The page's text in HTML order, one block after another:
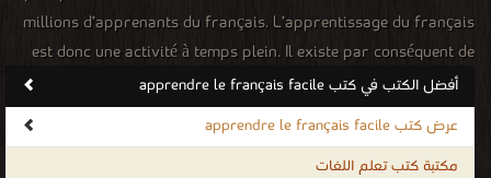
millions d’apprenants du français. L’apprentissage du français
est donc une activité à temps plein. Il existe par conséquent de
nombreuses méthodes d’apprentissage du français dont la plus
courante est bien évidemment l’inscription à des cours de
français dans une école de langue, ou la réalisation d’un séjour
linguistique en immersion en France ou dans un pays
أفضل الكتب في كتب apprendre le français facile
عرض كتب apprendre le français facile
مكتبة كتب تعلم اللغات